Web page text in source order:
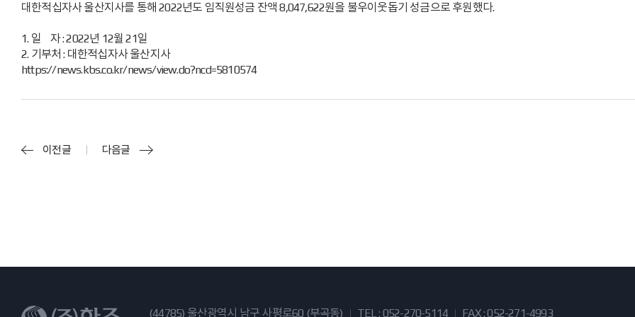
대한적십자사 울산지사를 통해 2022년도 임직원성금 잔액 8,047,622원을 불우이웃돕기 성금으로 후원했다.
1. 일 자 : 2022년 12월 21일
2. 기부처 : 대한적십자사 울산지사
https://news.kbs.co.kr/news/view.do?ncd=5810574
이전글 다음글
(44785) 울산광역시 남구 사평로60 (부곡동) TEL : 052-270-5114 FAX : 052-271-4993